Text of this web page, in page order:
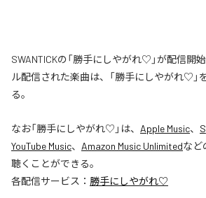
SWANTICKの「勝手にしやがれ♡」が配信開
ル配信された楽曲は、「勝手にしやがれ♡」
る。
なお「勝手にしやがれ♡ 」は、 Apple Music、
YouTube Music、 Amazon Music Unlimitedなど
聴くことができる。
各配信サービス： 勝手にしやがれ♡